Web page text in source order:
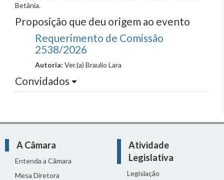
Betânia.
Proposição que deu origem ao evento
Requerimento de Comissão
2538/2026
Autoria: Ver.(a) Braulio Lara
Convidados
A Câmara
Entenda a Câmara
Mesa Diretora
Atividade
Legislativa
Legislação